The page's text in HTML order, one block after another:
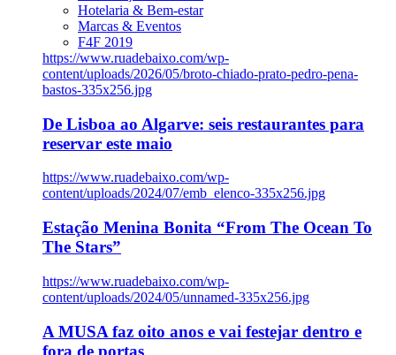
Hotelaria & Bem-estar
Marcas & Eventos
F4F 2019
https://www.ruadebaixo.com/wp-
content/uploads/2026/05/broto-chiado-prato-pedro-pena-
bastos-335x256.jpg
De Lisboa ao Algarve: seis restaurantes para
reservar este maio
https://www.ruadebaixo.com/wp-
content/uploads/2024/07/emb_elenco-335x256.jpg
Estação Menina Bonita “From The Ocean To
The Stars”
https://www.ruadebaixo.com/wp-
content/uploads/2024/05/unnamed-335x256.jpg
A MUSA faz oito anos e vai festejar dentro e
fora de portas